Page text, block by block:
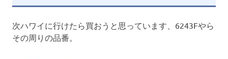
次ハワイに行けたら買おうと思っています、6243Fやら
その周りの品番。